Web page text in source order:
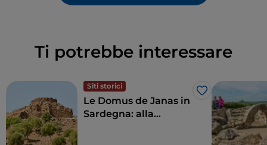
Ti potrebbe interessare
Siti storici
Like
Le Domus de Janas in
Sardegna: alla